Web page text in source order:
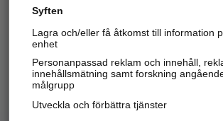
Hitta.se - Gratis nummerupplysning.
Sök företag, personer och platser.
Hitta telefonnummer, adresser,
Marknadsför
Syften
Lagra och/eller få åtkomst till information
enhet
Personanpassad reklam och innehåll,
innehållsmätning samt forskning
målgrupp
Utveckla och förbättra tjänster